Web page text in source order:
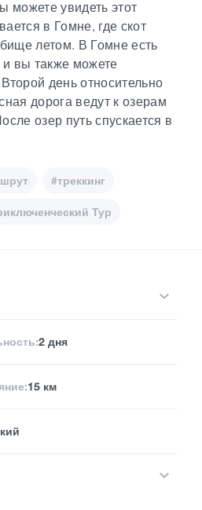
можете увидеть этот
в Гомне, где скот
летом. В Гомне есть
вы также можете
день относительно
дорога ведут к озерам
озер путь спускается в
#треккинг
Тур
2 дня
15 км